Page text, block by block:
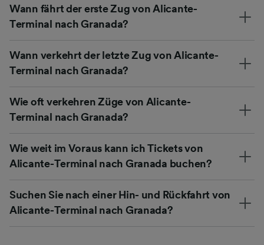
Wann fährt der erste Zug von Alicante-
Terminal nach Granada?
Wann verkehrt der letzte Zug von Alicante-
Terminal nach Granada?
Wie oft verkehren Züge von Alicante-
Terminal nach Granada?
Wie weit im Voraus kann ich Tickets von
Alicante-Terminal nach Granada buchen?
Suchen Sie nach einer Hin- und Rückfahrt von
Alicante-Terminal nach Granada?